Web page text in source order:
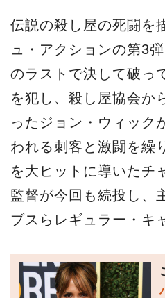
伝説の殺し屋の死闘を
ュ・アクションの第3
のラストで決して破っ
を犯し、殺し屋協会か
ったジョン・ウィック
われる刺客と激闘を繰
を大ヒットに導いたチ
監督が今回も続投し、
ブスらレギュラー・キ